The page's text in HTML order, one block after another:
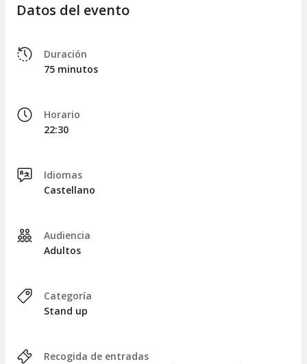
Datos del evento
Duración
75 minutos
Horario
22:30
Idiomas
Castellano
Audiencia
Adultos
Categoría
Stand up
Recogida de entradas